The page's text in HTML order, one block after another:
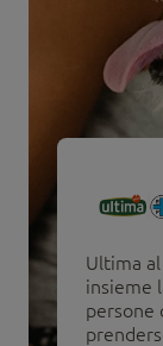
Ultima
insieme
persone